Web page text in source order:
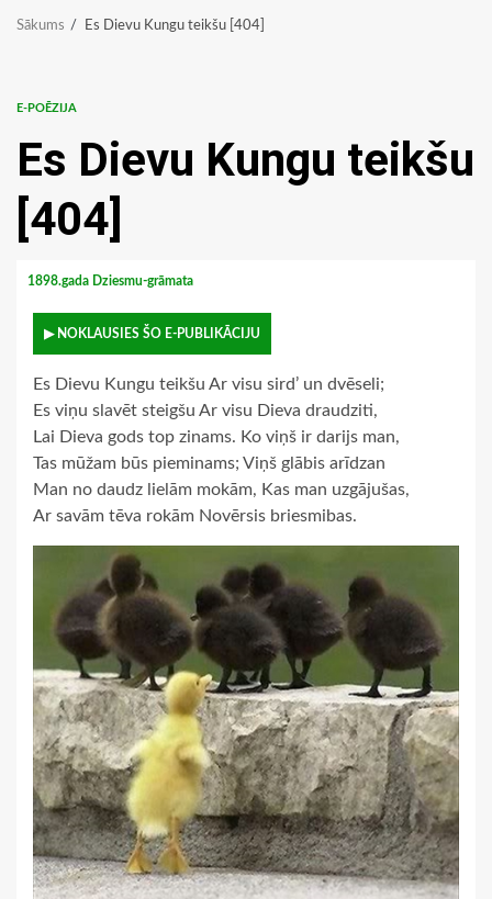
Sākums Es Dievu Kungu teikšu [404]
E-POĒZIJA
Es Dievu Kungu teikšu
[404]
1898.gada Dziesmu-grāmata
▶ NOKLAUSIES ŠO E-PUBLIKĀCIJU
Es Dievu Kungu teikšu Ar visu sird’ un dvēseli;
Es viņu slavēt steigšu Ar visu Dieva draudziti,
Lai Dieva gods top zinams. Ko viņš ir darijs man,
Tas mūžam būs pieminams; Viņš glābis arīdzan
Man no daudz lielām mokām, Kas man uzgājušas,
Ar savām tēva rokām Novērsis briesmibas.